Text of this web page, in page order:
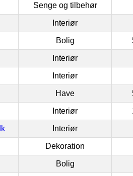
Senge og tilbehør
Interiør
Bolig
Interiør
Interiør
Have
Interiør
Interiør
Dekoration
Bolig